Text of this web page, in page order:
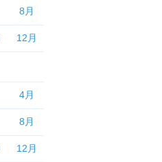
8月
12月
4月
8月
12月